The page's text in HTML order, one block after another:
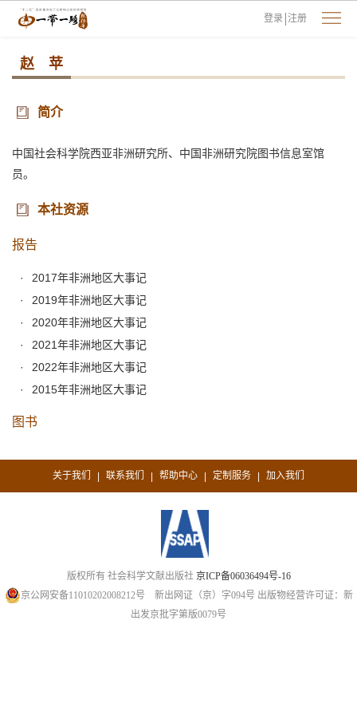
登录 注册
赵 苹
简介
中国社会科学院西亚非洲研究所、中国非洲研究院图书信息室馆
员。
本社资源
报告
2017年非洲地区大事记
2019年非洲地区大事记
2020年非洲地区大事记
2021年非洲地区大事记
2022年非洲地区大事记
2015年非洲地区大事记
图书
关于我们 | 联系我们 | 帮助中心 | 定制服务 | 加入我们
版权所有 社会科学文献出版社 京ICP备06036494号-16
京公网安备11010202008212号 新出网证（京）字094号 出版物经营许可证：新
出发京批字第版0079号